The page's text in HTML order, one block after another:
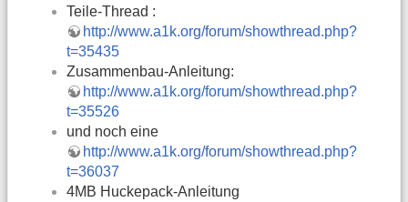
Teile-Thread :
http://www.a1k.org/forum/showthread.php?
t=35435
Zusammenbau-Anleitung:
http://www.a1k.org/forum/showthread.php?
t=35526
und noch eine
http://www.a1k.org/forum/showthread.php?
t=36037
4MB Huckepack-Anleitung